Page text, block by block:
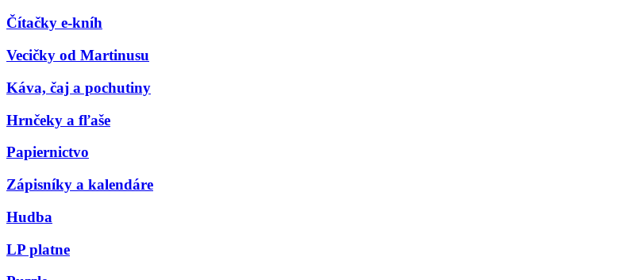
Čítačky e-kníh
Vecičky od Martinusu
Káva, čaj a pochutiny
Hrnčeky a fľaše
Papiernictvo
Zápisníky a kalendáre
Hudba
LP platne